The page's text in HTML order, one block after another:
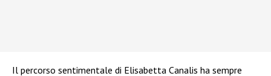
Il percorso sentimentale di Elisabetta Canalis ha sempre